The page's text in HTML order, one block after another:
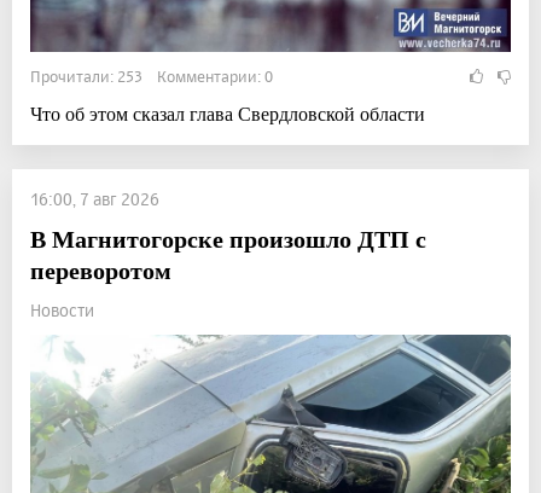
Прочитали: 253 Комментарии: 0
Что об этом сказал глава Свердловской области
16:00, 7 авг 2026
В Магнитогорске произошло ДТП с
переворотом
Новости